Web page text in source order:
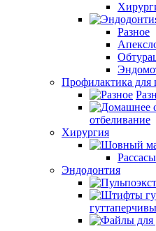
Разное
Профилактика для
отбеливание
Хирургия
Эндодонтия